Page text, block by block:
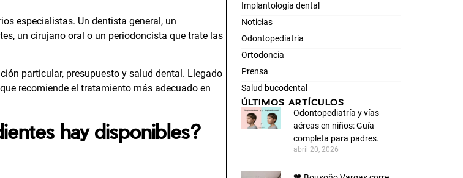
especialistas. Un dentista general, un
un cirujano oral o un periodoncista que trate las
particular, presupuesto y salud dental. Llegado
recomiende el tratamiento más adecuado en
hay disponibles?
Implantología dental
Noticias
Odontopediatria
Ortodoncia
Prensa
Salud bucodental
ÚLTIMOS ARTÍCULOS
Odontopediatría y vías
aéreas en niños: Guía
completa para padres.
abril 20, 2026